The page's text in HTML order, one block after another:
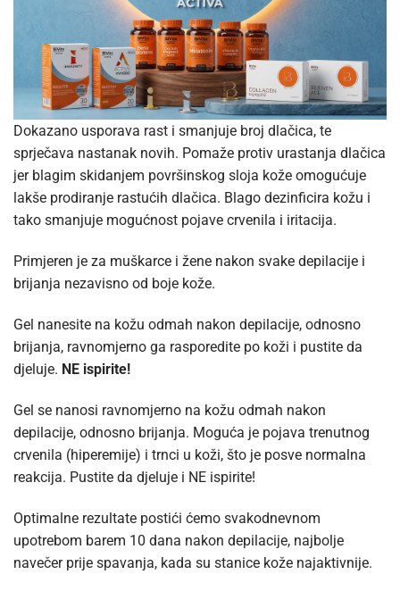
Dokazano usporava rast i smanjuje broj dlačica, te
sprječava nastanak novih. Pomaže protiv urastanja dlačica
jer blagim skidanjem površinskog sloja kože omogućuje
lakše prodiranje rastućih dlačica. Blago dezinficira kožu i
tako smanjuje mogućnost pojave crvenila i iritacija.
Primjeren je za muškarce i žene nakon svake depilacije i
brijanja nezavisno od boje kože.
Gel nanesite na kožu odmah nakon depilacije, odnosno
brijanja, ravnomjerno ga rasporedite po koži i pustite da
djeluje. NE ispirite!
Gel se nanosi ravnomjerno na kožu odmah nakon
depilacije, odnosno brijanja. Moguća je pojava trenutnog
crvenila (hiperemije) i trnci u koži, što je posve normalna
reakcija. Pustite da djeluje i NE ispirite!
Optimalne rezultate postići ćemo svakodnevnom
upotrebom barem 10 dana nakon depilacije, najbolje
navečer prije spavanja, kada su stanice kože najaktivnije.